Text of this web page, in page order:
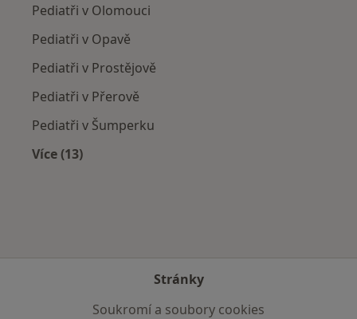
Pediatři v Olomouci
Pediatři v Opavě
Pediatři v Prostějově
Pediatři v Přerově
Pediatři v Šumperku
Více (13)
Stránky
Soukromí a soubory cookies